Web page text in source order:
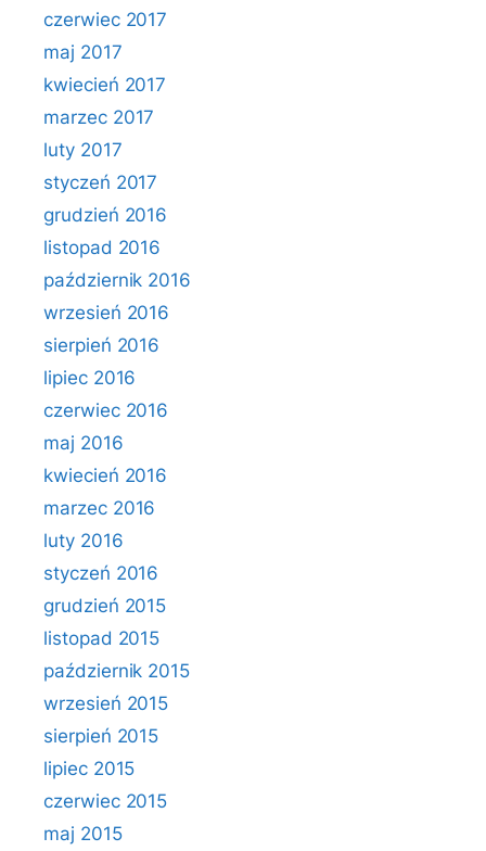
czerwiec 2017
maj 2017
kwiecień 2017
marzec 2017
luty 2017
styczeń 2017
grudzień 2016
listopad 2016
październik 2016
wrzesień 2016
sierpień 2016
lipiec 2016
czerwiec 2016
maj 2016
kwiecień 2016
marzec 2016
luty 2016
styczeń 2016
grudzień 2015
listopad 2015
październik 2015
wrzesień 2015
sierpień 2015
lipiec 2015
czerwiec 2015
maj 2015